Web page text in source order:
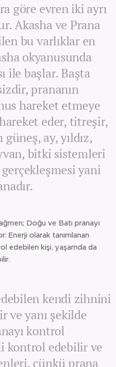
göre evren iki ayrı
Akasha ve Prana
bu varlıklar en
okyanusunda
ile başlar. Başta
prananın
hareket etmeye
eder, titreşir,
ay, yıldız,
bitki sistemleri
yani
Doğu ve Batı pranayı
Enerji olarak tanımlanan
edebilen kişi, yaşamda da
kendi zihnini
ve yanı şekilde
kontrol
kontrol edebilir ve
çünkü prana